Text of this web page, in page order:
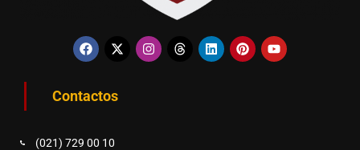
Contactos
(021) 729 00 10